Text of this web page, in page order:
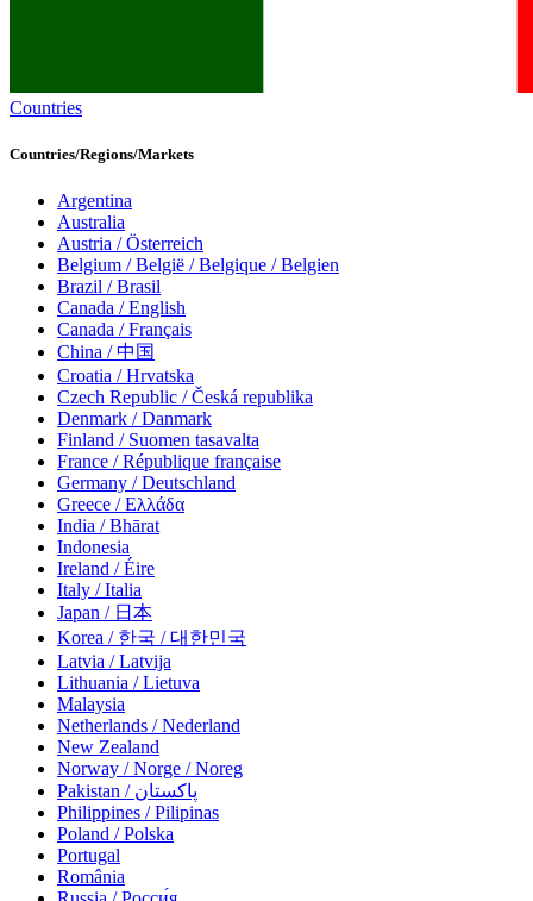
Countries
Countries/Regions/Markets
Argentina
Australia
Austria / Österreich
Belgium / België / Belgique / Belgien
Brazil / Brasil
Canada / English
Canada / Français
China / 中国
Croatia / Hrvatska
Czech Republic / Česká republika
Denmark / Danmark
Finland / Suomen tasavalta
France / République française
Germany / Deutschland
Greece / Ελλάδα
India / Bhārat
Indonesia
Ireland / Éire
Italy / Italia
Japan / 日本
Korea / 한국 / 대한민국
Latvia / Latvija
Lithuania / Lietuva
Malaysia
Netherlands / Nederland
New Zealand
Norway / Norge / Noreg
Pakistan / پاکستان
Philippines / Pilipinas
Poland / Polska
Portugal
România